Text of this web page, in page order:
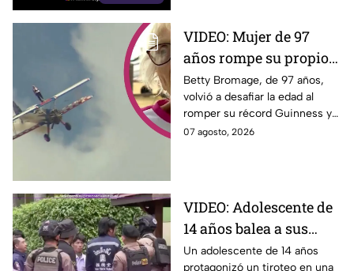
VIDEO: Mujer de 97
años rompe su propio
Récord Guinness al
caminar sobre ala de
avión en vuelo;
acababa de sufrir un
Betty Bromage, de 97 años,
volvió a desafiar la edad al
romper su récord Guinness y
recaudar fondos para un
07 agosto, 2026
VIDEO: Adolescente de
14 años balea a sus
abuelos y luego tirotea
Un adolescente de 14 años
protagonizó un tiroteo en una